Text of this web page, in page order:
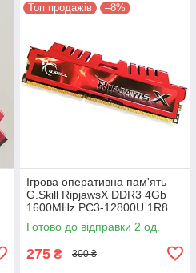
Топ продажів –8%
Ігрова оперативна пам'ять
G.Skill RipjawsX DDR3 4Gb
1600MHz PC3-12800U 1R8
CL9 (F3-12800CL9D-8GBXL)
Б/В
Готово до відправки 2 од.
275 ₴ 300 ₴